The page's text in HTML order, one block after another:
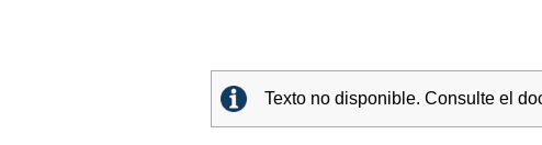
Texto no disponible. Consulte el